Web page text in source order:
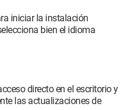
iniciar la instalación
bien el idioma
directo en el escritorio y
las actualizaciones de